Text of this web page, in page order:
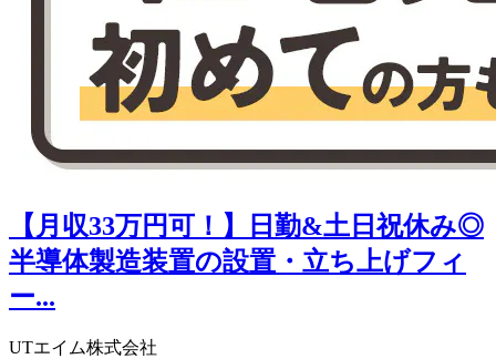
【月収33万円可！】日勤&土日祝休み◎
半導体製造装置の設置・立ち上げフィ
ー...
UTエイム株式会社